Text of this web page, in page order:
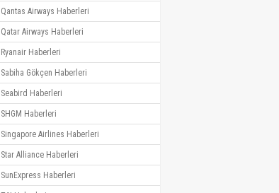
Qantas Airways Haberleri
Qatar Airways Haberleri
Ryanair Haberleri
Sabiha Gökçen Haberleri
Seabird Haberleri
SHGM Haberleri
Singapore Airlines Haberleri
Star Alliance Haberleri
SunExpress Haberleri